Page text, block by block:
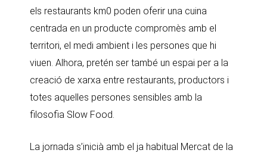
els restaurants km0 poden oferir una cuina
centrada en un producte compromès amb el
territori, el medi ambient i les persones que hi
viuen. Alhora, pretén ser també un espai per a la
creació de xarxa entre restaurants, productors i
totes aquelles persones sensibles amb la
filosofia Slow Food.
La jornada s’inicià amb el ja habitual Mercat de la